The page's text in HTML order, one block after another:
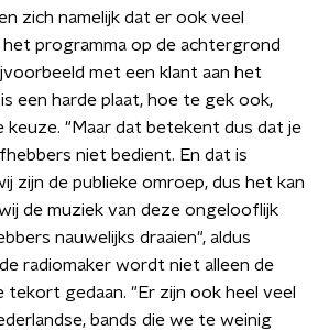
zich namelijk dat er ook veel
het programma op de achtergrond
met een klant aan het
is een harde plaat, hoe te gek ook,
keuze. "Maar dat betekent dus dat je
niet bedient. En dat is
zijn de publieke omroep, dus het kan
de muziek van deze ongelooflijk
nauwelijks draaien", aldus
radiomaker wordt niet alleen de
tekort gedaan. "Er zijn ook heel veel
bands die we te weinig